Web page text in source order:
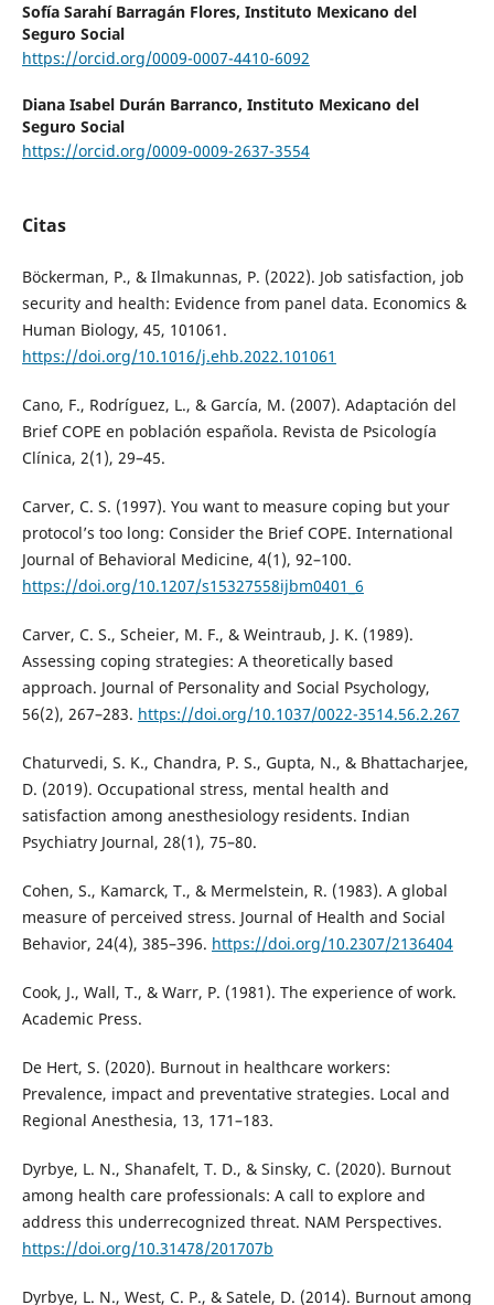
Sofía Sarahí Barragán Flores, Instituto Mexicano del
Seguro Social
https://orcid.org/0009-0007-4410-6092
Diana Isabel Durán Barranco, Instituto Mexicano del
Seguro Social
https://orcid.org/0009-0009-2637-3554
Citas
Böckerman, P., & Ilmakunnas, P. (2022). Job satisfaction, job
security and health: Evidence from panel data. Economics &
Human Biology, 45, 101061.
https://doi.org/10.1016/j.ehb.2022.101061
Cano, F., Rodríguez, L., & García, M. (2007). Adaptación del
Brief COPE en población española. Revista de Psicología
Clínica, 2(1), 29–45.
Carver, C. S. (1997). You want to measure coping but your
protocol’s too long: Consider the Brief COPE. International
Journal of Behavioral Medicine, 4(1), 92–100.
https://doi.org/10.1207/s15327558ijbm0401_6
Carver, C. S., Scheier, M. F., & Weintraub, J. K. (1989).
Assessing coping strategies: A theoretically based
approach. Journal of Personality and Social Psychology,
56(2), 267–283. https://doi.org/10.1037/0022-3514.56.2.267
Chaturvedi, S. K., Chandra, P. S., Gupta, N., & Bhattacharjee,
D. (2019). Occupational stress, mental health and
satisfaction among anesthesiology residents. Indian
Psychiatry Journal, 28(1), 75–80.
Cohen, S., Kamarck, T., & Mermelstein, R. (1983). A global
measure of perceived stress. Journal of Health and Social
Behavior, 24(4), 385–396. https://doi.org/10.2307/2136404
Cook, J., Wall, T., & Warr, P. (1981). The experience of work.
Academic Press.
De Hert, S. (2020). Burnout in healthcare workers:
Prevalence, impact and preventative strategies. Local and
Regional Anesthesia, 13, 171–183.
Dyrbye, L. N., Shanafelt, T. D., & Sinsky, C. (2020). Burnout
among health care professionals: A call to explore and
address this underrecognized threat. NAM Perspectives.
https://doi.org/10.31478/201707b
Dyrbye, L. N., West, C. P., & Satele, D. (2014). Burnout among